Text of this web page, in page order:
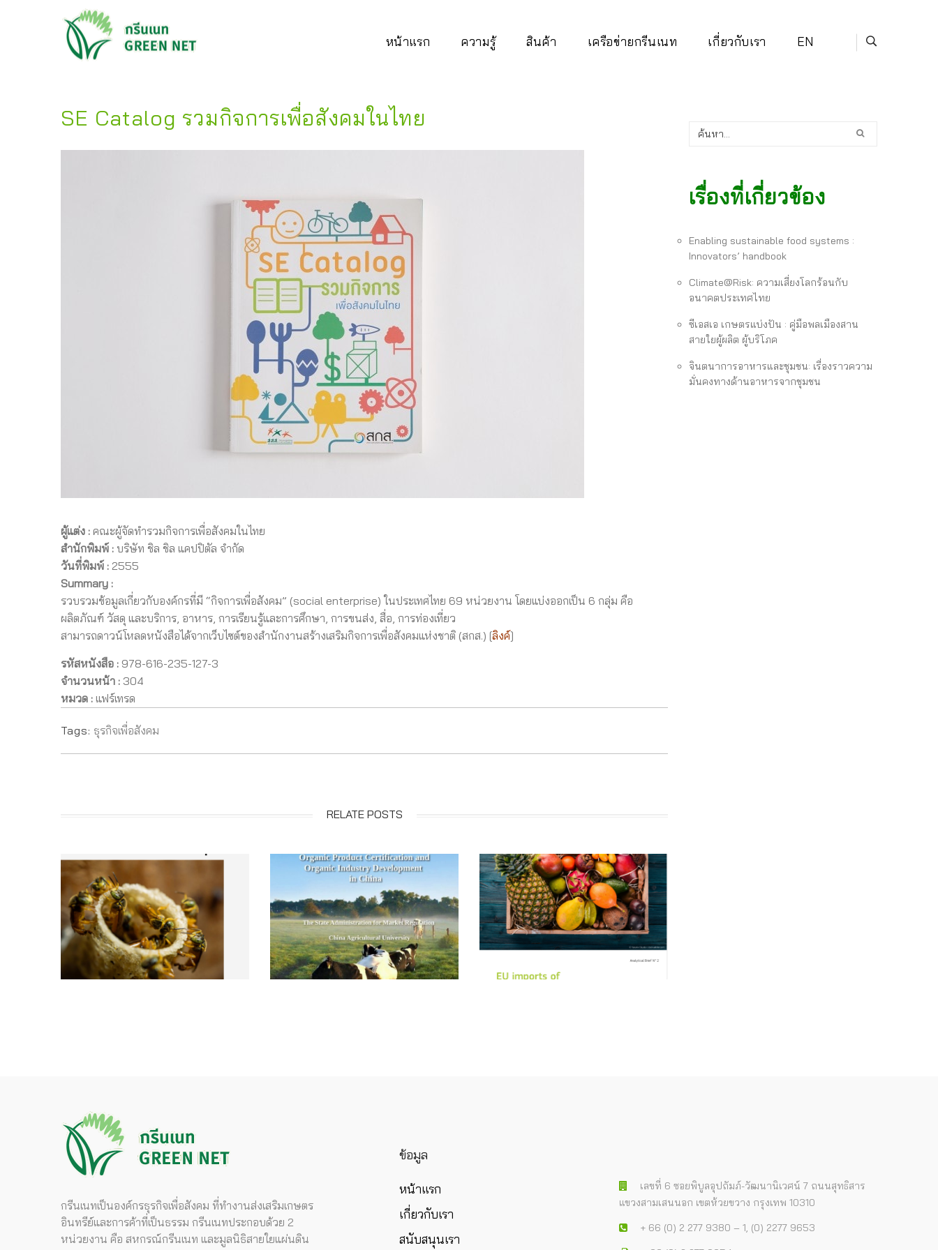
หน้าแรก ความรู้ สินค้า เครือข่ายกรีนเนท เกี่ยวกับเรา EN
SE Catalog รวมกิจการเพื่อสังคมในไทย
ผู้แต่ง : คณะผู้จัดทำรวมกิจการเพื่อสังคมในไทย
สำนักพิมพ์ : บริษัท ชิล ชิล แคปปิตัล จำกัด
วันที่พิมพ์ : 2555
Summary :
รวบรวมข้อมูลเกี่ยวกับองค์กรที่มี “กิจการเพื่อสังคม” (social enterprise) ในประเทศไทย 69 หน่วยงาน โดยแบ่งออกเป็น 6 กลุ่ม คือ
ผลิตภัณฑ์ วัสดุ และบริการ, อาหาร, การเรียนรู้และการศึกษา, การขนส่ง, สื่อ, การท่องเที่ยว
สามารถดาวน์โหลดหนังสือได้จากเว็บไซต์ของสำนักงานสร้างเสริมกิจการเพื่อสังคมแห่งชาติ (สกส.) [ลิงค์]
รหัสหนังสือ : 978-616-235-127-3
จำนวนหน้า : 304
หมวด : แฟร์เทรด
Tags: ธุรกิจเพื่อสังคม
RELATE POSTS
เรื่องที่เกี่ยวข้อง
Enabling sustainable food systems :
Innovators’ handbook
Climate@Risk: ความเสี่ยงโลกร้อนกับ
อนาคตประเทศไทย
ซีเอสเอ เกษตรแบ่งปัน : คู่มือพลเมืองสาน
สายใยผู้ผลิต ผู้บริโภค
จินตนาการอาหารและชุมชน: เรื่องราวความ
มั่นคงทางด้านอาหารจากชุมชน
กรีนเนทเป็นองค์กรธุรกิจเพื่อสังคม ที่ทำงานส่งเสริมเกษตร
อินทรีย์และการค้าที่เป็นธรรม กรีนเนทประกอบด้วย 2
หน่วยงาน คือ สหกรณ์กรีนเนท และมูลนิธิสายใยแผ่นดิน
ข้อมูล
หน้าแรก
เกี่ยวกับเรา
สนับสนุนเรา
เลขที่ 6 ซอยพิบูลอุปถัมภ์-วัฒนานิเวศน์ 7 ถนนสุทธิสาร
แขวงสามเสนนอก เขตห้วยขวาง กรุงเทพ 10310
+ 66 (0) 2 277 9380 – 1, (0) 2277 9653